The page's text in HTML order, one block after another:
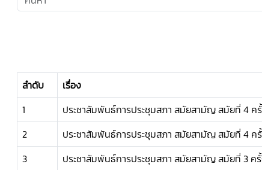
ลำดับ เรื่อง
1
ประชาสัมพันธ์การประชุมสภา สมัยสามัญ สมัยที่ 4 ค
2
ประชาสัมพันธ์การประชุมสภา สมัยสามัญ สมัยที่ 4 ค
3
ประชาสัมพันธ์การประชุมสภา สมัยสามัญ สมัยที่ 3 ค